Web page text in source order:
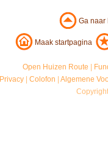
Ga
Maak startpagina
Open Huizen Route
Privacy |Colofon |Algemene